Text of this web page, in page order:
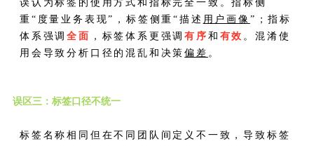
误认为标签的使用方式和指标完全一致。指标侧
重“度量业务表现”，标签侧重“描述 用户画像 ”；指标
体系强调全面 ，标签体系更强调有序 和 有效 。混淆使
用会导致分析口径的混乱和决策偏差 。
误区三：标签口径不统一
标签名称相同但在不同团队间定义不一致，导致标签